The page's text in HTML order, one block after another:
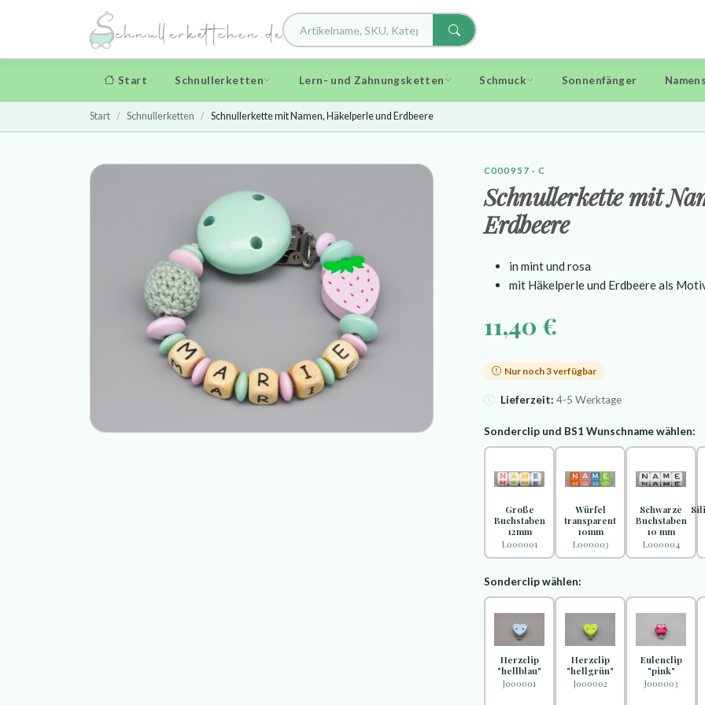
Start Schnullerketten Lern- und Zahnungsketten Schmuck Sonnenfänger
Start Schnullerketten Schnullerkette mit Namen, Häkelperle und Erdbeere
C000957 · C
Schnullerkette mit
Erdbeere
in mint und rosa
mit Häkelperle und Erdbeere als
11,40 €
Nur noch 3 verfügbar
Lieferzeit: 4-5 Werktage
Sonderclip und BS1 Wunschname wählen:
Große
Buchstaben
12mm
L000001
Würfel
transparent
10mm
L000003
Schwarze
Buchstaben
10 mm
L000004
Sonderclip wählen:
Herzclip
"hellblau"
J000001
Herzclip
"hellgrün"
J000002
Eulenclip
"pink"
J000003